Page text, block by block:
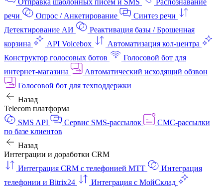
Отправка шаблонных писем и SMS
Распознавание
речи
Опрос / Анкетирование
Синтез речи
Детектирование АИ
Реактивация базы / Брошенная
корзина
API Voicebox
Автоматизация кол‑центра
Конструктор голосовых ботов
Голосовой бот для
интернет‑магазина
Автоматический исходящий обзвон
Голосовой бот для техподдержки
Назад
Telecom платформа
SMS API
Сервис SMS-рассылок
СМС-рассылки
по базе клиентов
Назад
Интеграции и доработки CRM
Интеграция CRM с телефонией МТТ
Интеграция
телефонии и Bitrix24
Интеграция с МойСклад